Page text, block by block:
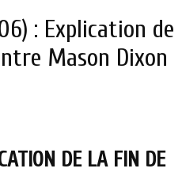
: Explication de
Mason Dixon
DE LA FIN DE